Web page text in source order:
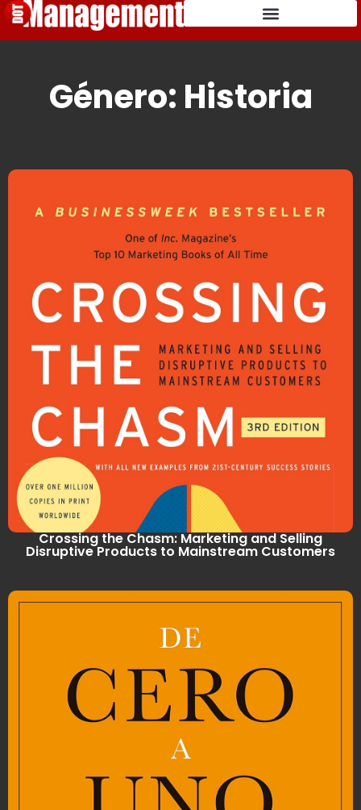
Género: Historia
Crossing the Chasm: Marketing and Selling
Disruptive Products to Mainstream Customers